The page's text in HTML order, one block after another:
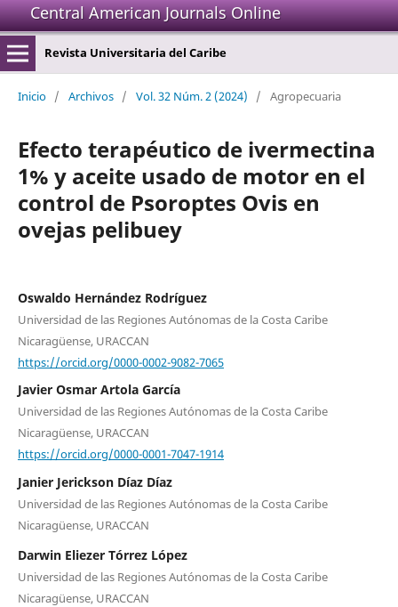
Central American Journals Online
Revista Universitaria del Caribe
Inicio / Archivos / Vol. 32 Núm. 2 (2024) / Agropecuaria
Efecto terapéutico de ivermectina
1% y aceite usado de motor en el
control de Psoroptes Ovis en
ovejas pelibuey
Oswaldo Hernández Rodríguez
Universidad de las Regiones Autónomas de la Costa Caribe
Nicaragüense, URACCAN
https://orcid.org/0000-0002-9082-7065
Javier Osmar Artola García
Universidad de las Regiones Autónomas de la Costa Caribe
Nicaragüense, URACCAN
https://orcid.org/0000-0001-7047-1914
Janier Jerickson Díaz Díaz
Universidad de las Regiones Autónomas de la Costa Caribe
Nicaragüense, URACCAN
Darwin Eliezer Tórrez López
Universidad de las Regiones Autónomas de la Costa Caribe
Nicaragüense, URACCAN